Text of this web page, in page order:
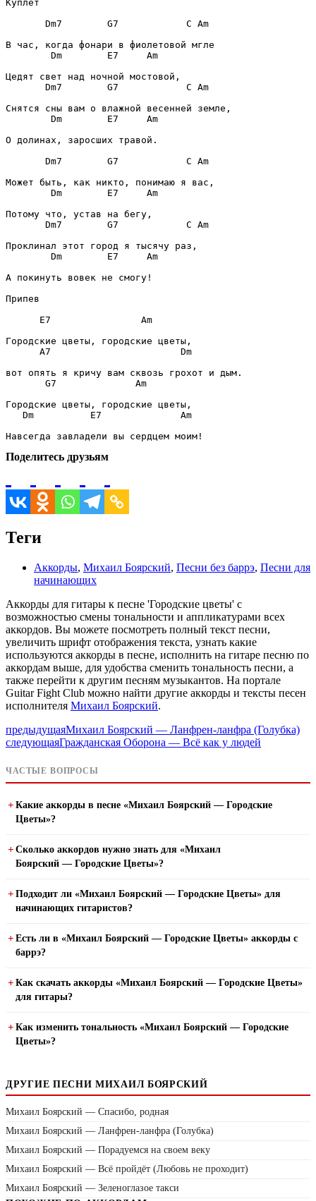
Куплет
Dm7
G7 C Am
Dm
E7
Am
Dm7
G7 C Am
Dm
E7
Am
О долинах, заросших травой.
Dm7
G7 C Am
Dm
E7
Am
Dm7
G7 C Am
Dm
E7
Am
А покинуть вовек не смогу!
Припев
E7
Am
A7
Dm
G7
Am
Dm
E7
Am
Поделитесь друзьям
Теги
Аккорды, Михаил Боярский, Песни без баррэ, Песни для
начинающих
Аккорды для гитары к песне 'Городские цветы' с
возможностью смены тональности и аппликатурами всех
аккордов. Вы можете посмотреть полный текст песни,
увеличить шрифт отображения текста, узнать какие
используются аккорды в песне, исполнить на гитаре песню по
аккордам выше, для удобства сменить тональность песни, а
также перейти к другим песням музыкантов. На портале
Guitar Fight Club можно найти другие аккорды и тексты песен
исполнителя Михаил Боярский.
предыдущаяМихаил Боярский — Ланфрен-ланфра (Голубка)
следующаяГражданская Оборона — Всё как у людей
ЧАСТЫЕ ВОПРОСЫ
Какие аккорды в песне «Михаил Боярский — Городские
Цветы»?
Сколько аккордов нужно знать для «Михаил
Боярский — Городские Цветы»?
Подходит ли «Михаил Боярский — Городские Цветы» для
начинающих гитаристов?
Есть ли в «Михаил Боярский — Городские Цветы» аккорды с
баррэ?
Как скачать аккорды «Михаил Боярский — Городские Цветы»
для гитары?
Как изменить тональность «Михаил Боярский — Городские
Цветы»?
ДРУГИЕ ПЕСНИ МИХАИЛ БОЯРСКИЙ
Михаил Боярский — Спасибо, родная
Михаил Боярский — Ланфрен-ланфра (Голубка)
Михаил Боярский — Порадуемся на своем веку
Михаил Боярский — Всё пройдёт (Любовь не проходит)
Михаил Боярский — Зеленоглазое такси